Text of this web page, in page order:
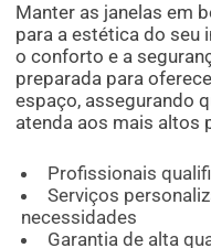
Manter as janelas em
para a estética do seu
o conforto e a
preparada para
espaço, assegurando
atenda aos mais altos
Profissionais
Serviços
necessidades
Garantia de alta